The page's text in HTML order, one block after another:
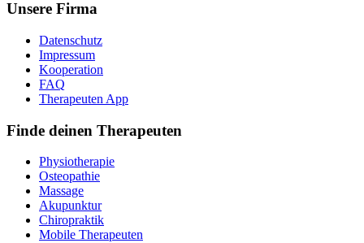
Unsere Firma
Datenschutz
Impressum
Kooperation
FAQ
Therapeuten App
Finde deinen Therapeuten
Physiotherapie
Osteopathie
Massage
Akupunktur
Chiropraktik
Mobile Therapeuten